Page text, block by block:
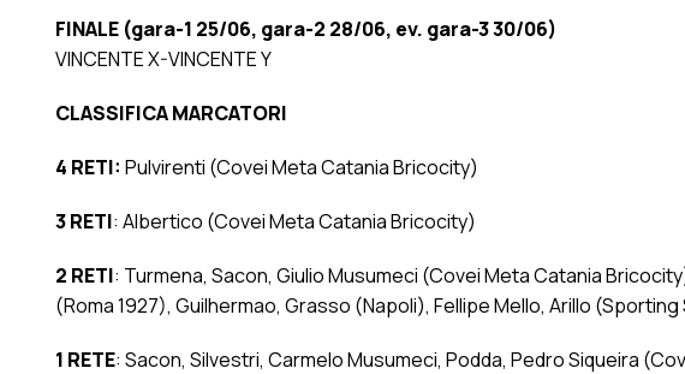
FINALE (gara-1 25/06, gara-2 28/06, ev. gara-3 30/06)
VINCENTE X-VINCENTE Y
CLASSIFICA MARCATORI
4 RETI: Pulvirenti (Covei Meta Catania Bricocity)
3 RETI: Albertico (Covei Meta Catania Bricocity)
2 RETI: Turmena, Sacon, Giulio Musumeci (Covei Meta Catania
(Roma 1927), Guilhermao, Grasso (Napoli), Fellipe Mello, Arillo (Sporting
1 RETE: Sacon, Silvestri, Carmelo Musumeci, Podda, Pedro Siqueira